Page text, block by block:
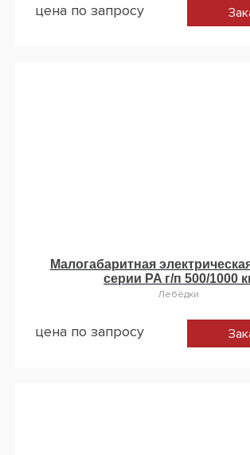
цена по запросу
Малогабаритная
серии PA г/п 500/1000
Лебёдки
цена по запросу